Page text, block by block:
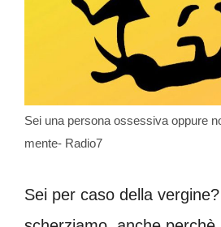
Sei una persona ossessiva oppure
mente- Radio7
Sei per caso della